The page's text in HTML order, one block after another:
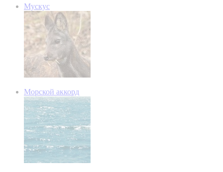
Мускус
Морской аккорд